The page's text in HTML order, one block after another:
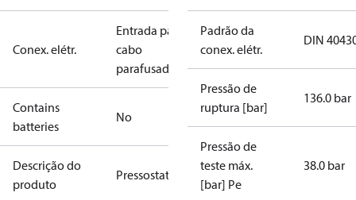
Conex. elétr.
Entrada para
cabo
parafusado
Contains
batteries
No
Descrição do
produto
Pressostato
Padrão da
conex. elétr.
DIN
Pressão de
ruptura [bar]
136.0 bar
Pressão de
teste máx.
[bar] Pe
38.0 bar